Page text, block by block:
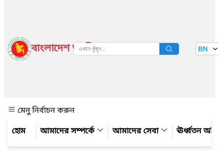
বাংলাদেশ জাতীয় তথ্য বাতায়ন BN
মেনু নির্বাচন করুন
আমাদের সম্পর্কে
আমাদের সেবা ঊর্ধ্বতন